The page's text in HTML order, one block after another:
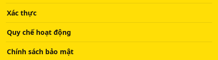
Xác thực
Quy chế hoạt động
Chính sách bảo mật